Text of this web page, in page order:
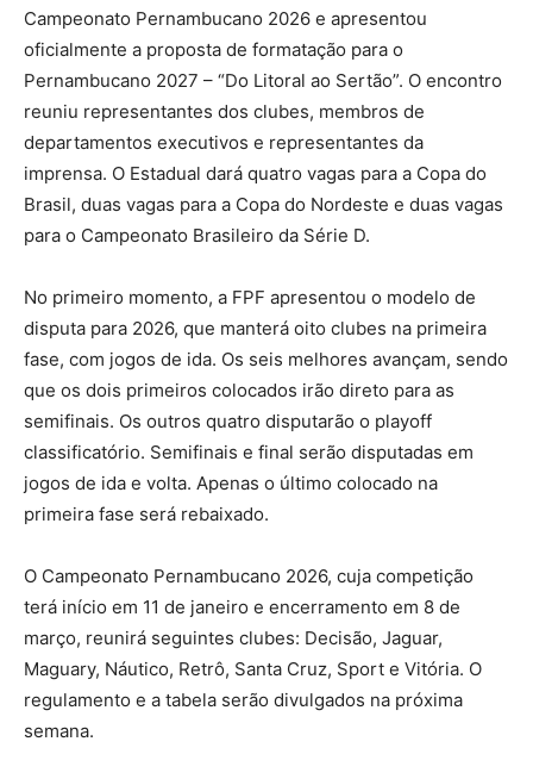
Campeonato Pernambucano 2026 e apresentou
oficialmente a proposta de formatação para o
Pernambucano 2027 – “Do Litoral ao Sertão”. O encontro
reuniu representantes dos clubes, membros de
departamentos executivos e representantes da
imprensa. O Estadual dará quatro vagas para a Copa do
Brasil, duas vagas para a Copa do Nordeste e duas vagas
para o Campeonato Brasileiro da Série D.
No primeiro momento, a FPF apresentou o modelo de
disputa para 2026, que manterá oito clubes na primeira
fase, com jogos de ida. Os seis melhores avançam, sendo
que os dois primeiros colocados irão direto para as
semifinais. Os outros quatro disputarão o playoff
classificatório. Semifinais e final serão disputadas em
jogos de ida e volta. Apenas o último colocado na
primeira fase será rebaixado.
O Campeonato Pernambucano 2026, cuja competição
terá início em 11 de janeiro e encerramento em 8 de
março, reunirá seguintes clubes: Decisão, Jaguar,
Maguary, Náutico, Retrô, Santa Cruz, Sport e Vitória. O
regulamento e a tabela serão divulgados na próxima
semana.